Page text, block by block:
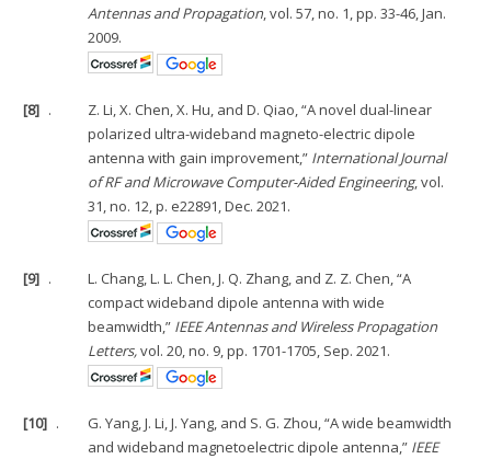
Antennas and Propagation, vol. 57, no. 1, pp. 33-46, Jan.
2009.
[8] .
Z. Li, X. Chen, X. Hu, and D. Qiao, “A novel dual-linear
polarized ultra-wideband magneto-electric dipole
antenna with gain improvement,” International Journal
of RF and Microwave Computer-Aided Engineering, vol.
31, no. 12, p. e22891, Dec. 2021.
[9] .
L. Chang, L. L. Chen, J. Q. Zhang, and Z. Z. Chen, “A
compact wideband dipole antenna with wide
beamwidth,” IEEE Antennas and Wireless Propagation
Letters,vol. 20, no. 9, pp. 1701-1705, Sep. 2021.
[10] .
G. Yang, J. Li, J. Yang, and S. G. Zhou, “A wide beamwidth
and wideband magnetoelectric dipole antenna,” IEEE